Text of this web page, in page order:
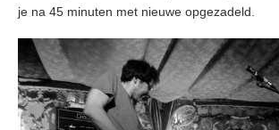
je na 45 minuten met nieuwe opgezadeld.